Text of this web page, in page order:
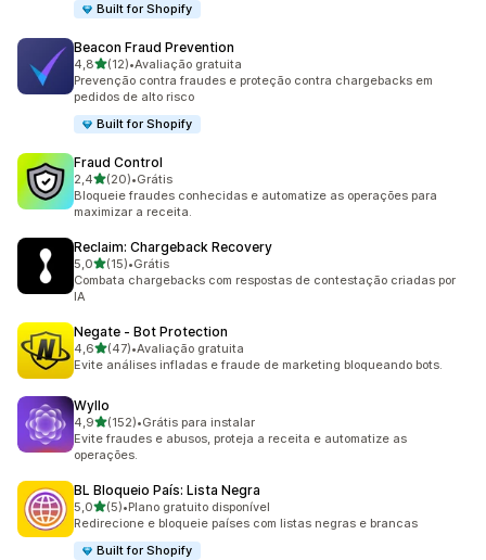
Built for Shopify
Beacon Fraud Prevention
4,8de 5 estrelas
(12)
12 avaliações ao todo
•Avaliação gratuita
Prevenção contra fraudes e proteção contra chargebacks em
pedidos de alto risco
Built for Shopify
Fraud Control
2,4de 5 estrelas
(20)
20 avaliações ao todo
•Grátis
Bloqueie fraudes conhecidas e automatize as operações para
maximizar a receita.
Reclaim: Chargeback Recovery
5,0de 5 estrelas
(15)
15 avaliações ao todo
•Grátis
Combata chargebacks com respostas de contestação criadas por
IA
Negate ‑ Bot Protection
4,6de 5 estrelas
(47)
47 avaliações ao todo
•Avaliação gratuita
Evite análises infladas e fraude de marketing bloqueando bots.
Wyllo
4,9de 5 estrelas
(152)
152 avaliações ao todo
•Grátis para instalar
Evite fraudes e abusos, proteja a receita e automatize as
operações.
BL Bloqueio País: Lista Negra
5,0de 5 estrelas
(5)
5 avaliações ao todo
•Plano gratuito disponível
Redirecione e bloqueie países com listas negras e brancas
Built for Shopify